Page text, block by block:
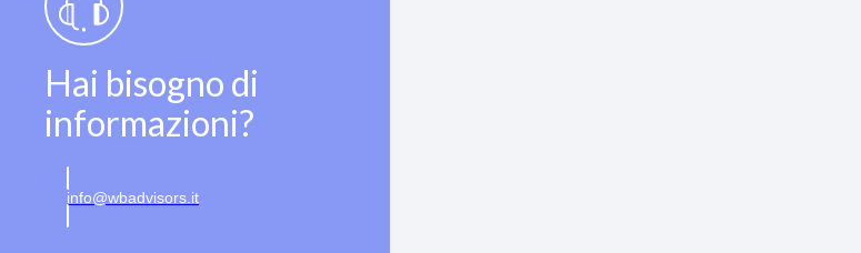
Hai bisogno di
informazioni?
info@wbadvisors.it